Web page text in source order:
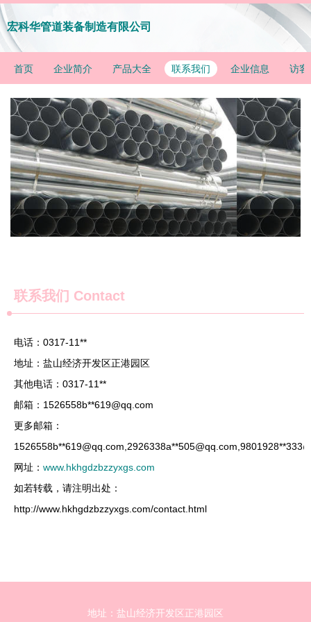
宏科华管道装备制造有限公司
首页 企业简介 产品大全 联系我们 企业信息 访客
联系我们 Contact
电话：0317-11**
地址：盐山经济开发区正港园区
其他电话：0317-11**
邮箱：1526558b**619@qq.com
更多邮箱：
1526558b**619@qq.com ,2926338a**505@qq.com ,9801928**
网址： www.hkhgdzbzzyxgs.com
如若转载，请注明出处：
http://www.hkhgdzbzzyxgs.com/contact.html
地址：盐山经济开发区正港园区